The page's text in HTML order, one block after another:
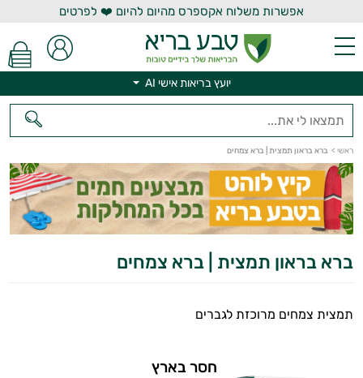
אפשרות משלוח אקספרס מהיום להיום ❤️ לפרטים
יועץ בריאות אישי AI
ראשי > ברא בראון תמצית | ברא צמחים
ברא בראון תמצית | ברא צמחים
תמצית צמחים מרוכזת לגברים
חסר בארץ
יועץ בריאות אישי AI